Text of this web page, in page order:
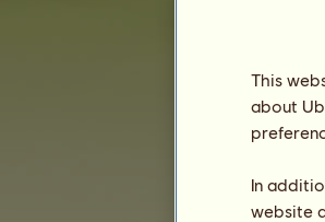
This
about
In
website